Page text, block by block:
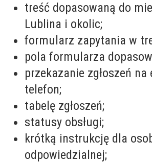
treść dopasowaną do
Lublina i okolic;
formularz zapytania w
pola formularza
przekazanie zgłoszeń
telefon;
tabelę zgłoszeń;
statusy obsługi;
krótką instrukcję dla
odpowiedzialnej;